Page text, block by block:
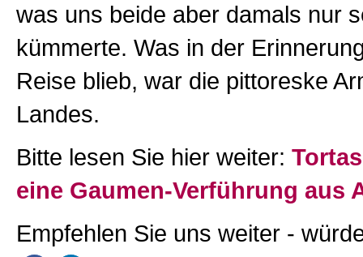
was uns beide aber damals nur
kümmerte. Was in der
Reise blieb, war die pittoreske
Landes.
Bitte lesen Sie hier weiter:
eine Gaumen-Verführung aus
Empfehlen Sie uns weiter -